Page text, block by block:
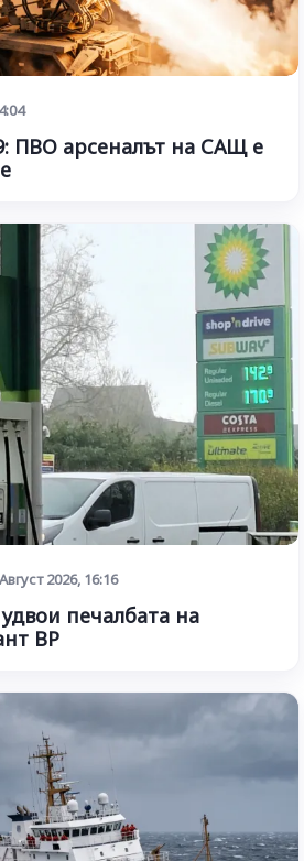
ПВО арсеналът на САЩ е
2026, 16:16
печалбата на
BP